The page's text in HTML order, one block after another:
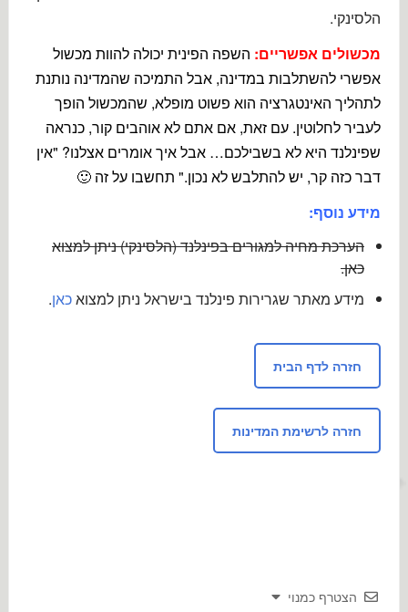
הלסינקי.
מכשולים אפשריים: השפה הפינית יכולה להוות מכשול
אפשרי להשתלבות במדינה, אבל התמיכה שהמדינה נותנת
לתהליך האינטגרציה הוא פשוט מופלא, שהמכשול הופך
לעביר לחלוטין. עם זאת, אם אתם לא אוהבים קור, כנראה
שפינלנד היא לא בשבילכם… אבל איך אומרים אצלנו? "אין
דבר כזה קר, יש להתלבש לא נכון." תחשבו על זה 🙂
מידע נוסף:
הערכת מחיה למגורים בפינלנד (הלסינקי) ניתן למצוא
כאן.
מידע מאתר שגרירות פינלנד בישראל ניתן למצואכאן.
חזרה לדף הבית
חזרה לרשימת המדינות
הצטרף כמנוי